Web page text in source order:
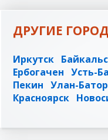
ДРУГИЕ
Иркутск
Ербогачен Усть-
Пекин Улан-Батор
Красноярск